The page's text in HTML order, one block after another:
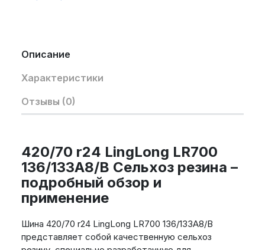
Описание
Характеристики
Отзывы (0)
420/70 r24 LingLong LR700
136/133A8/B Сельхоз резина –
подробный обзор и
применение
Шина 420/70 r24 LingLong LR700 136/133A8/B
представляет собой качественную сельхоз